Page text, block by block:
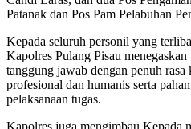
Patanak dan Pos Pam Pelabuhan
Kepada seluruh personil yang
Kapolres Pulang Pisau
tanggung jawab dengan penuh
profesional dan humanis serta
pelaksanaan tugas.